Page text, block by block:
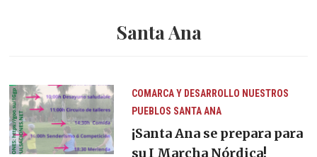
Santa Ana
COMARCA Y DESARROLLO NUESTROS
PUEBLOS SANTA ANA
¡Santa Ana se prepara para
su I Marcha Nórdica!